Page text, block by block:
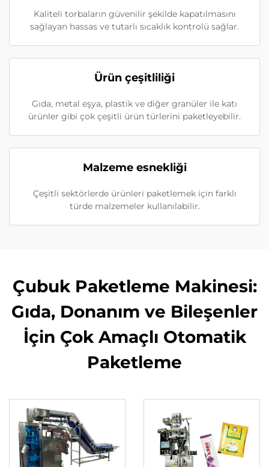
Kaliteli torbaların güvenilir şekilde kapatılmasını
sağlayan hassas ve tutarlı sıcaklık kontrolü sağlar.
Ürün çeşitliliği
Gıda, metal eşya, plastik ve diğer granüler ile katı
ürünler gibi çok çeşitli ürün türlerini paketleyebilir.
Malzeme esnekliği
Çeşitli sektörlerde ürünleri paketlemek için farklı
türde malzemeler kullanılabilir.
Çubuk Paketleme Makinesi:
Gıda, Donanım ve Bileşenler
İçin Çok Amaçlı Otomatik
Paketleme